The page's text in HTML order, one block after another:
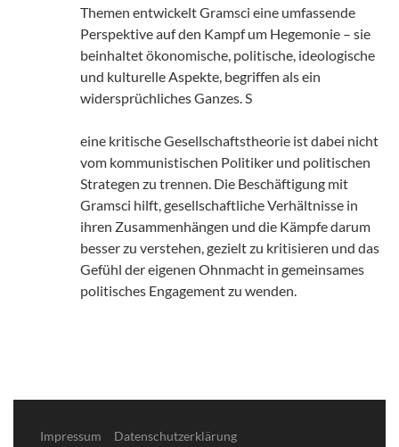
Themen entwickelt Gramsci eine umfassende
Perspektive auf den Kampf um Hegemonie – sie
beinhaltet ökonomische, politische, ideologische
und kulturelle Aspekte, begriffen als ein
widersprüchliches Ganzes. S
eine kritische Gesellschaftstheorie ist dabei nicht
vom kommunistischen Politiker und politischen
Strategen zu trennen. Die Beschäftigung mit
Gramsci hilft, gesellschaftliche Verhältnisse in
ihren Zusammenhängen und die Kämpfe darum
besser zu verstehen, gezielt zu kritisieren und das
Gefühl der eigenen Ohnmacht in gemeinsames
politisches Engagement zu wenden.
Impressum Datenschutzerklärung